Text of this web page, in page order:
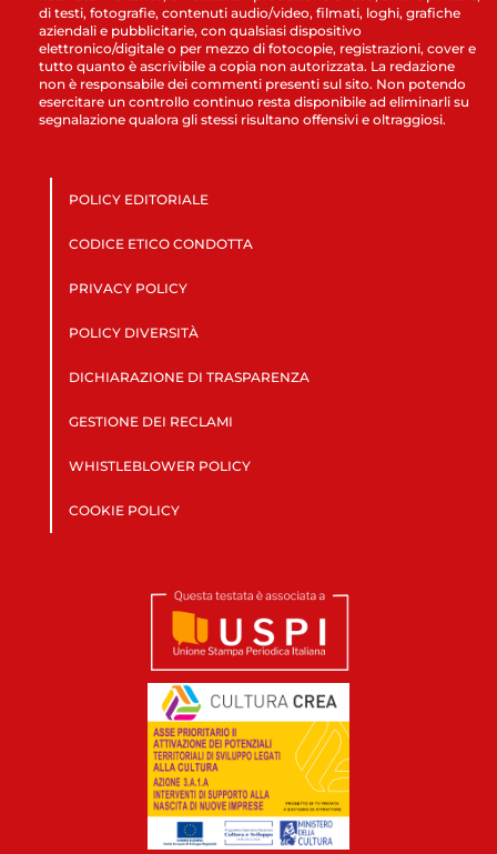
di testi, fotografie, contenuti audio/video, filmati, loghi, grafiche
aziendali e pubblicitarie, con qualsiasi dispositivo
elettronico/digitale o per mezzo di fotocopie, registrazioni, cover e
tutto quanto è ascrivibile a copia non autorizzata. La redazione
non è responsabile dei commenti presenti sul sito. Non potendo
esercitare un controllo continuo resta disponibile ad eliminarli su
segnalazione qualora gli stessi risultano offensivi e oltraggiosi.
POLICY EDITORIALE
CODICE ETICO CONDOTTA
PRIVACY POLICY
POLICY DIVERSITÀ
DICHIARAZIONE DI TRASPARENZA
GESTIONE DEI RECLAMI
WHISTLEBLOWER POLICY
COOKIE POLICY